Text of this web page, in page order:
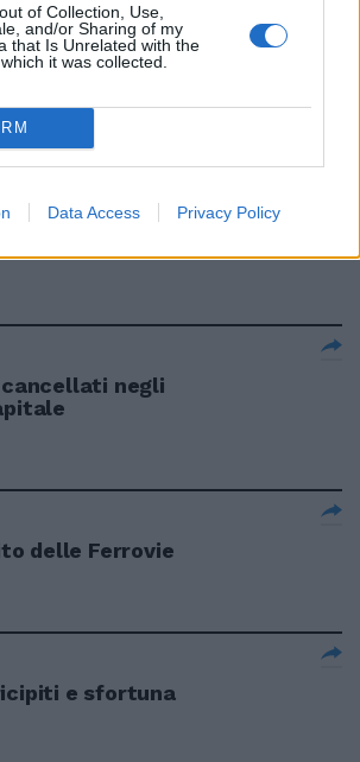
of Collection, Use,
and/or Sharing of my
that Is Unrelated with the
it was collected.
Data Access Privacy Policy
L'ira delle
i
i conti con neve
negli
delle Ferrovie
e sfortuna